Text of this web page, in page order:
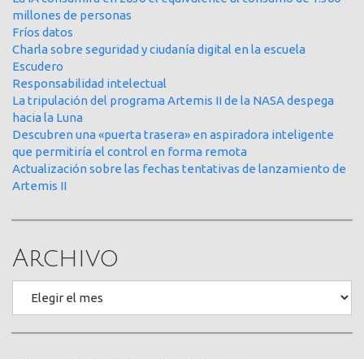
millones de personas
Fríos datos
Charla sobre seguridad y ciudanía digital en la escuela
Escudero
Responsabilidad intelectual
La tripulación del programa Artemis II de la NASA despega
hacia la Luna
Descubren una «puerta trasera» en aspiradora inteligente
que permitiría el control en forma remota
Actualización sobre las fechas tentativas de lanzamiento de
Artemis II
Archivo